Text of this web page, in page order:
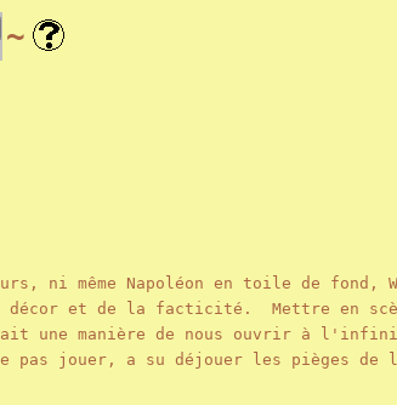
~
ni même Napoléon en toile de fond,
et de la facticité. Mettre en
une manière de nous ouvrir à
pas jouer, a su déjouer les pièges